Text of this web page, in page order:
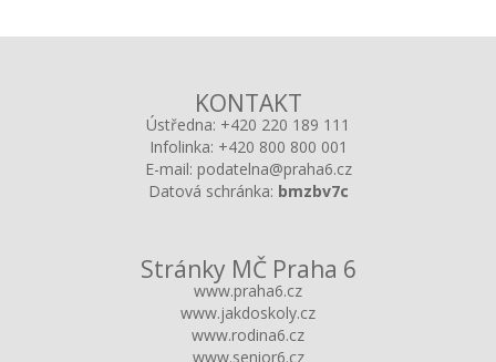
KONTAKT
Ústředna: +420 220 189 111
Infolinka: +420 800 800 001
E-mail: podatelna@praha6.cz
Datová schránka: bmzbv7c
Stránky MČ Praha 6
www.praha6.cz
www.jakdoskoly.cz
www.rodina6.cz
www.senior6.cz